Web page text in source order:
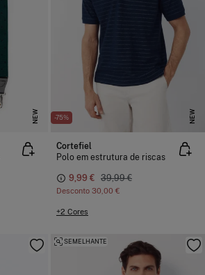
NEW -75% NEW
Cortefiel
Polo em estrutura de riscas
9,99 € 39,99 €
Desconto 30,00 €
+2 Cores
SEMELHANTE